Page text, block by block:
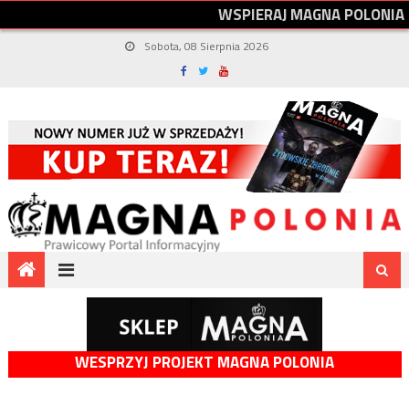
WSPIERAJMAGNAPOLONIA
Sobota, 08 Sierpnia 2026
WESPRZYJ PROJEKT MAGNA POLONIA